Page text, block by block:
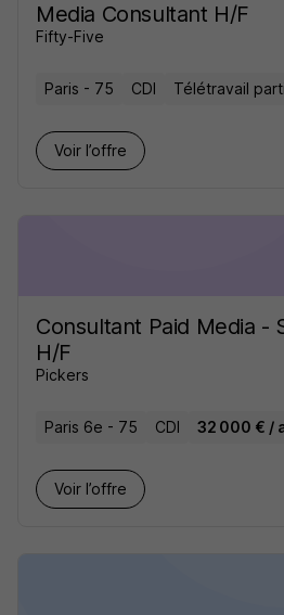
Media Consultant H/F
Fifty-Five
Paris - 75 CDI Télétravail
Voir l’offre
Consultant Paid Media -
H/F
Pickers
Paris 6e - 75 CDI 32 000 € /
Voir l’offre